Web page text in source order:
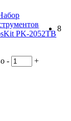
8
- +